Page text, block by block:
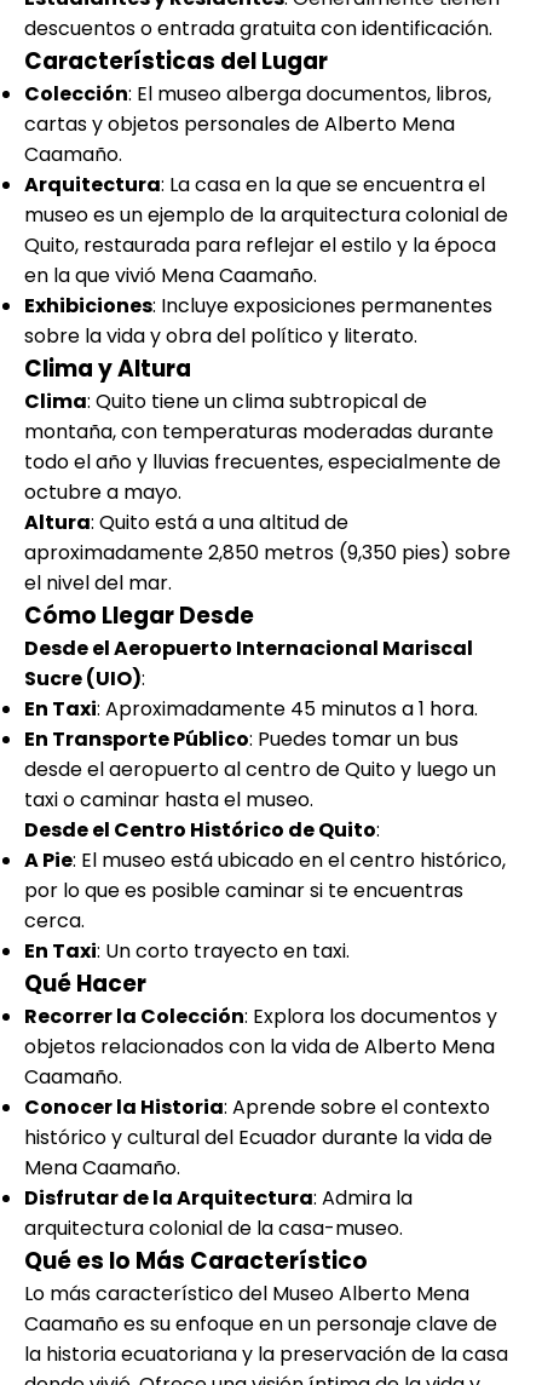
descuentos o entrada gratuita con identificación.
Características del Lugar
Colección: El museo alberga documentos, libros,
cartas y objetos personales de Alberto Mena
Caamaño.
Arquitectura: La casa en la que se encuentra el
museo es un ejemplo de la arquitectura colonial de
Quito, restaurada para reflejar el estilo y la época
en la que vivió Mena Caamaño.
Exhibiciones: Incluye exposiciones permanentes
sobre la vida y obra del político y literato.
Clima y Altura
Clima: Quito tiene un clima subtropical de
montaña, con temperaturas moderadas durante
todo el año y lluvias frecuentes, especialmente de
octubre a mayo.
Altura: Quito está a una altitud de
aproximadamente 2,850 metros (9,350 pies) sobre
el nivel del mar.
Cómo Llegar Desde
Desde el Aeropuerto Internacional Mariscal
Sucre (UIO):
En Taxi: Aproximadamente 45 minutos a 1 hora.
En Transporte Público: Puedes tomar un bus
desde el aeropuerto al centro de Quito y luego un
taxi o caminar hasta el museo.
Desde el Centro Histórico de Quito:
A Pie: El museo está ubicado en el centro histórico,
por lo que es posible caminar si te encuentras
cerca.
En Taxi: Un corto trayecto en taxi.
Qué Hacer
Recorrer la Colección: Explora los documentos y
objetos relacionados con la vida de Alberto Mena
Caamaño.
Conocer la Historia: Aprende sobre el contexto
histórico y cultural del Ecuador durante la vida de
Mena Caamaño.
Disfrutar de la Arquitectura: Admira la
arquitectura colonial de la casa-museo.
Qué es lo Más Característico
Lo más característico del Museo Alberto Mena
Caamaño es su enfoque en un personaje clave de
la historia ecuatoriana y la preservación de la casa